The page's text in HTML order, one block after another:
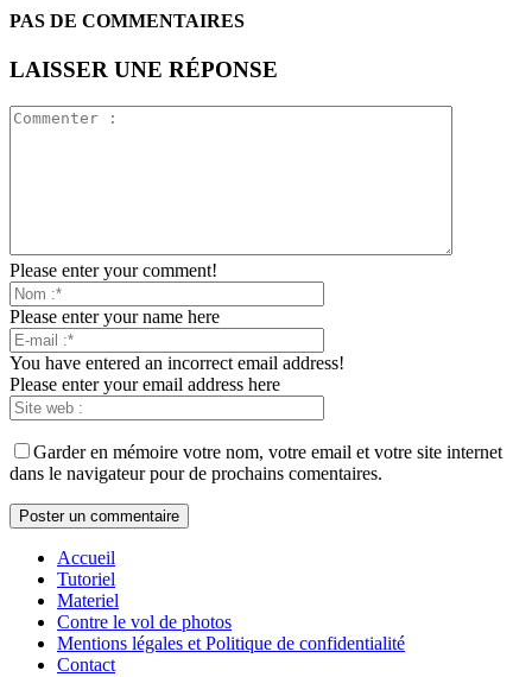
PAS DE COMMENTAIRES
LAISSER UNE RÉPONSE
Please enter your comment!
Please enter your name here
You have entered an incorrect email address!
Please enter your email address here
Garder en mémoire votre nom, votre email et votre site internet
dans le navigateur pour de prochains comentaires.
Accueil
Tutoriel
Materiel
Contre le vol de photos
Mentions légales et Politique de confidentialité
Contact